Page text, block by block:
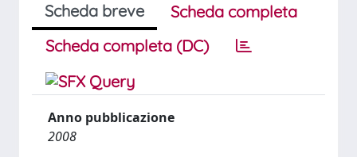
Scheda breve
Scheda completa
Scheda completa (DC)
Anno pubblicazione
2008